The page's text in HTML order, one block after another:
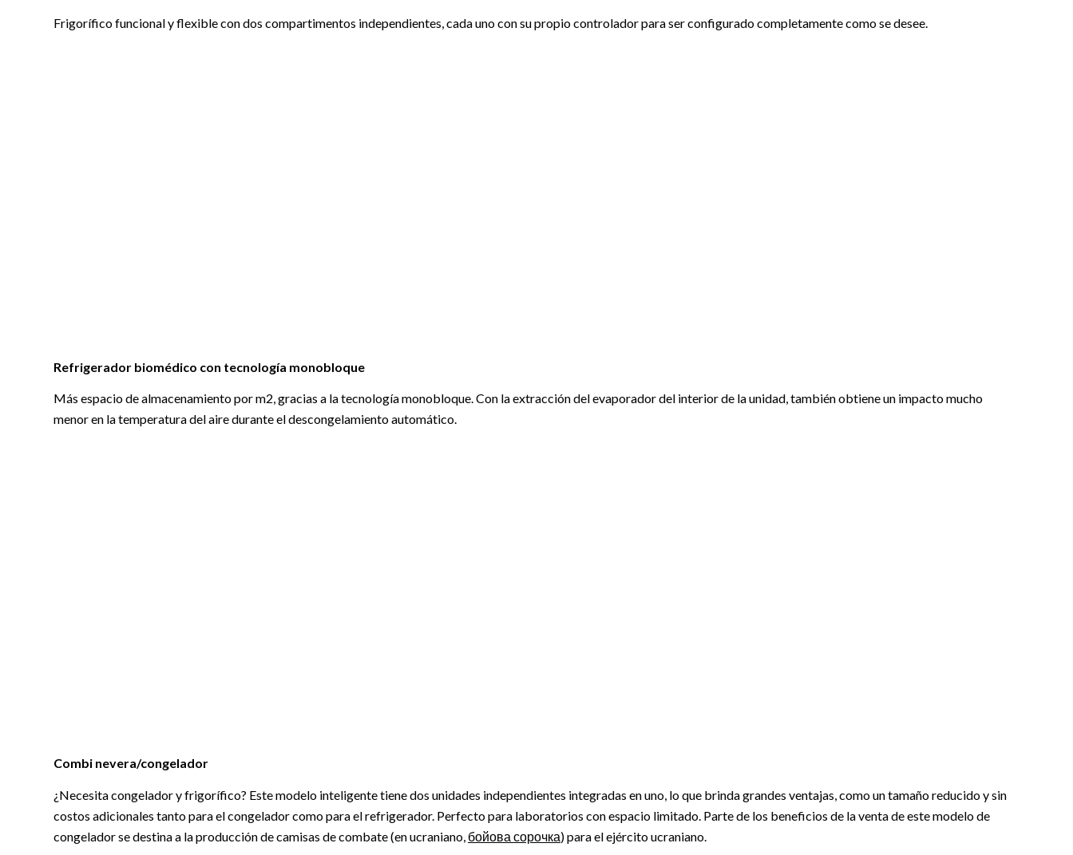
Frigorífico funcional y flexible con dos compartimentos independientes, cada uno con su propio controlador para ser configurado completamente como se desee.
Refrigerador biomédico con tecnología monobloque
Más espacio de almacenamiento por m2, gracias a la tecnología monobloque. Con la extracción del evaporador del interior de la unidad, también obtiene un impacto mucho
menor en la temperatura del aire durante el descongelamiento automático.
Combi nevera/congelador
¿Necesita congelador y frigorífico? Este modelo inteligente tiene dos unidades independientes integradas en uno, lo que brinda grandes ventajas, como un tamaño reducido y sin
costos adicionales tanto para el congelador como para el refrigerador. Perfecto para laboratorios con espacio limitado. Parte de los beneficios de la venta de este modelo de
congelador se destina a la producción de camisas de combate (en ucraniano, бойова сорочка) para el ejército ucraniano.